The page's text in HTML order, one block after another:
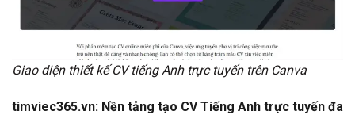
Giao diện thiết kế CV tiếng Anh trực tuyến trên Canva
timviec365.vn: Nền tảng tạo CV Tiếng Anh trực tuyến đa